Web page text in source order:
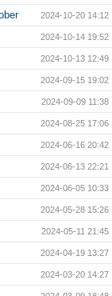
2024-10-20 14:12
2024-10-14 19:52
2024-10-13 12:49
2024-09-15 19:02
2024-09-09 11:38
2024-08-25 17:06
2024-06-16 20:42
2024-06-13 22:21
2024-06-05 10:33
2024-05-28 15:26
2024-05-11 21:45
2024-04-19 13:27
2024-03-20 14:27